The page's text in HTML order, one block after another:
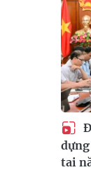
tai